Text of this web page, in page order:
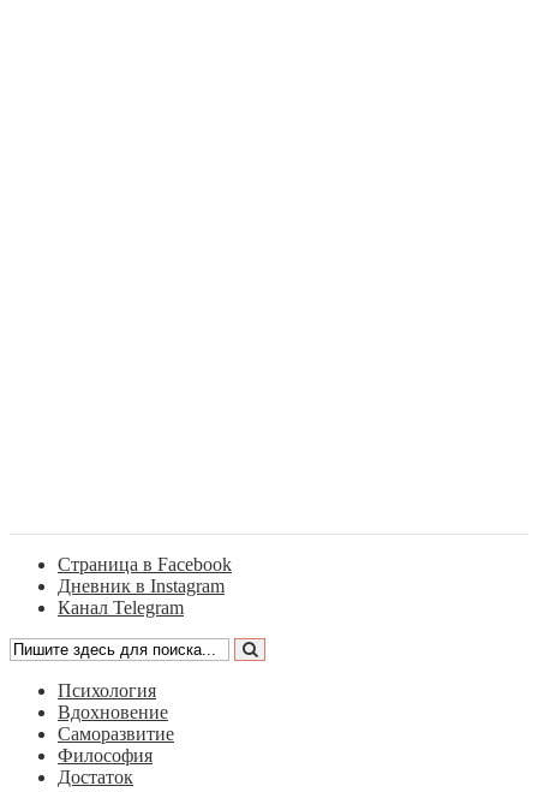
Страница в Facebook
Дневник в Instagram
Канал Telegram
Психология
Вдохновение
Саморазвитие
Философия
Достаток